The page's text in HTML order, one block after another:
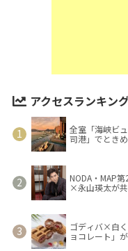
アクセスランキン
全室「海峡ビ
司港」でとき
NODA・MAP
×永山瑛太が
ゴディバ×白
ョコレート」